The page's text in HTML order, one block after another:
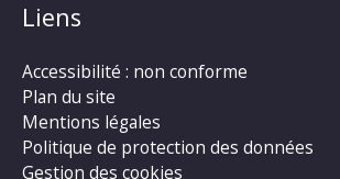
Liens
Accessibilité : non conforme
Plan du site
Mentions légales
Politique de protection des données
Gestion des cookies